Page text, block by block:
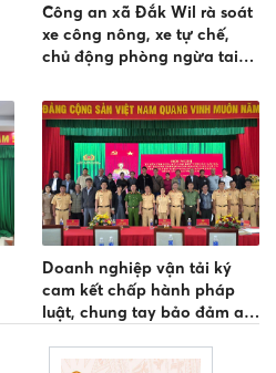
Công an xã Đắk Wil rà soát
xe công nông, xe tự chế,
chủ động phòng ngừa tai
Doanh nghiệp vận tải ký
cam kết chấp hành pháp
luật, chung tay bảo đảm an